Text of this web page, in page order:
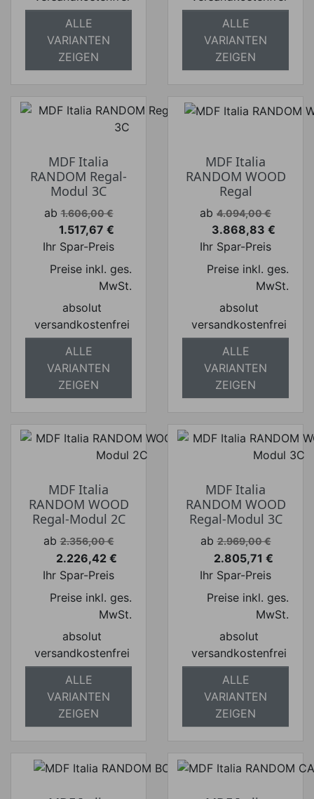
ALLE
VARIANTEN
ZEIGEN
ALLE
VARIANTEN
ZEIGEN
MDF Italia
RANDOM Regal-
Modul 3C
Verkaufspreis
ab 1.606,00 €
Preis
1.517,67 €
Ihr Spar-Preis
Preise inkl. ges.
MwSt.
absolut
versandkostenfrei
ALLE
VARIANTEN
ZEIGEN
MDF Italia
RANDOM WOOD
Regal
Verkaufspreis
ab 4.094,00 €
Preis
3.868,83 €
Ihr Spar-Preis
Preise inkl. ges.
MwSt.
absolut
versandkostenfrei
ALLE
VARIANTEN
ZEIGEN
MDF Italia
RANDOM WOOD
Regal-Modul 2C
Verkaufspreis
ab 2.356,00 €
Preis
2.226,42 €
Ihr Spar-Preis
Preise inkl. ges.
MwSt.
absolut
versandkostenfrei
ALLE
VARIANTEN
ZEIGEN
MDF Italia
RANDOM WOOD
Regal-Modul 3C
Verkaufspreis
ab 2.969,00 €
Preis
2.805,71 €
Ihr Spar-Preis
Preise inkl. ges.
MwSt.
absolut
versandkostenfrei
ALLE
VARIANTEN
ZEIGEN